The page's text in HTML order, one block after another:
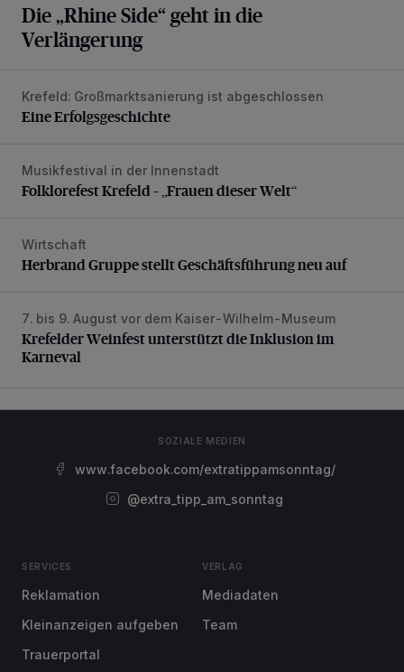
Die „Rhine Side“ geht in die
Verlängerung
Eine Erfolgsgeschichte
Krefeld: Großmarktsanierung ist abgeschlossen
Eine Erfolgsgeschichte
Folklorefest Krefeld – „Frauen dieser Welt“
Musikfestival in der Innenstadt
Folklorefest Krefeld – „Frauen dieser Welt“
Herbrand Gruppe stellt Geschäftsführung neu auf
Wirtschaft
Herbrand Gruppe stellt Geschäftsführung neu auf
Krefelder Weinfest unterstützt die Inklusion im Karneval
7. bis 9. August vor dem Kaiser-Wilhelm-Museum
Krefelder Weinfest unterstützt die Inklusion im
Karneval
SOZIALE MEDIEN
www.facebook.com/extratippamsonntag/
@extra_tipp_am_sonntag
SERVICES
Reklamation
Kleinanzeigen aufgeben
Trauerportal
VERLAG
Mediadaten
Team